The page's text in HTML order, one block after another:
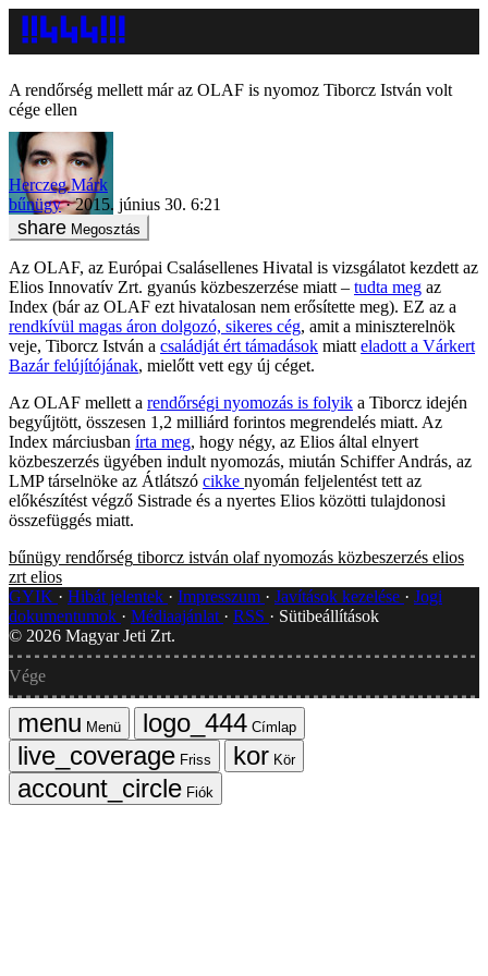
A rendőrség mellett már az OLAF is nyomoz Tiborcz István volt
cége ellen
Herczeg Márk
bűnügy
2015. június 30. 6:21
Megosztás
Az OLAF, az Európai Csalásellenes Hivatal is vizsgálatot kezdett az
Elios Innovatív Zrt. gyanús közbeszerzése miatt – tudta meg az
Index (bár az OLAF ezt hivatalosan nem erősítette meg). EZ az a
rendkívül magas áron dolgozó, sikeres cég, amit a miniszterelnök
veje, Tiborcz István a családját ért támadások miatt eladott a Várkert
Bazár felújítójának, mielőtt vett egy új céget.
Az OLAF mellett a rendőrségi nyomozás is folyik a Tiborcz idején
begyűjtött, összesen 1,2 milliárd forintos megrendelés miatt. Az
Index márciusban írta meg, hogy négy, az Elios által elnyert
közbeszerzés ügyében indult nyomozás, miután Schiffer András, az
LMP társelnöke az Átlátszó cikke nyomán feljelentést tett az
előkészítést végző Sistrade és a nyertes Elios közötti tulajdonosi
összefüggés miatt.
bűnügy rendőrség tiborcz istván olaf nyomozás közbeszerzés elios
zrt elios
GYIK
Hibát jelentek Impresszum Javítások kezelése
Jogi
dokumentumok
Médiaajánlat RSS
Sütibeállítások
© 2026 Magyar Jeti Zrt.
Vége
Menü
Címlap
Friss
Kör
Fiók